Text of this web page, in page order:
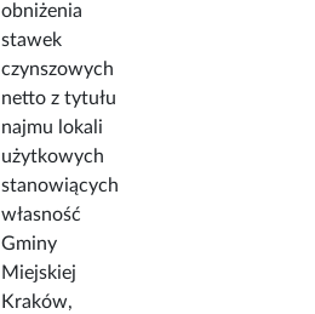
obniżenia
stawek
czynszowych
netto z tytułu
najmu lokali
użytkowych
stanowiących
własność
Gminy
Miejskiej
Kraków,